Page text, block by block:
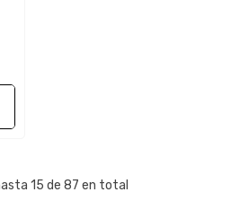
15 de 87 en total